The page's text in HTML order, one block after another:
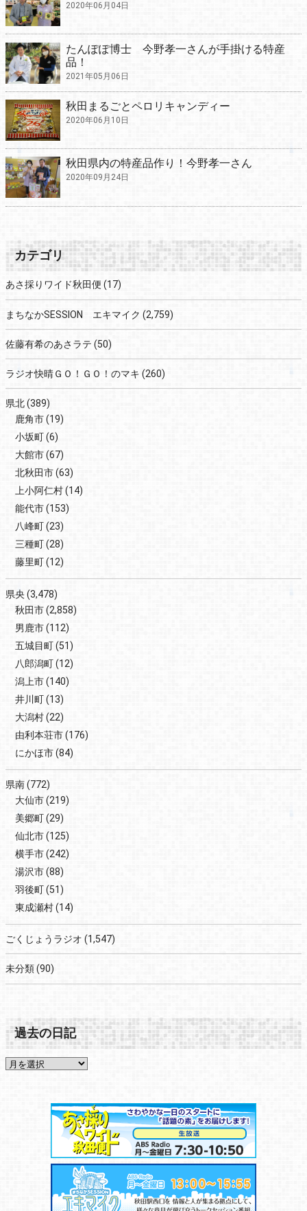
2020年06月04日
たんぽぽ博士 今野孝一さんが手掛ける特産
品！
2021年05月06日
秋田まるごとペロリキャンディー
2020年06月10日
秋田県内の特産品作り！今野孝一さん
2020年09月24日
カテゴリ
あさ採りワイド秋田便 (17)
まちなかSESSION エキマイク (2,759)
佐藤有希のあさラテ (50)
ラジオ快晴ＧＯ！ＧＯ！のマキ (260)
県北(389)
鹿角市(19)
小坂町(6)
大館市(67)
北秋田市(63)
上小阿仁村(14)
能代市(153)
八峰町(23)
三種町(28)
藤里町(12)
県央 (3,478)
秋田市(2,858)
男鹿市(112)
五城目町(51)
八郎潟町(12)
潟上市(140)
井川町(13)
大潟村(22)
由利本荘市(176)
にかほ市(84)
県南(772)
大仙市(219)
美郷町(29)
仙北市(125)
横手市(242)
湯沢市(88)
羽後町(51)
東成瀬村(14)
ごくじょうラジオ (1,547)
未分類(90)
過去の日記